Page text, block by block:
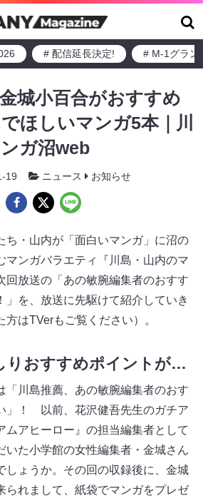
# 配信延長決定! # M-1グラン
城小百合がおすすめ
ほしいマンガ5本｜川
ガ沼web
19 ニュース お知らせ
ち・山内が「面白いマンガ」に沼の
マンガバラエティ『川島・山内のマ
回放送の「あの敏腕編集者のおすす
」を、放送に先駆けて紹介していき
方はTVerもご覧ください）。
りおすすめポイントが…
川島推薦、あの敏腕編集者のおす
」！ 以前、花沢健吾先生のガチア
ムアヒーロー』の担当編集者として
いた小学館の女性編集者・金城さん
しょうか。その回の収録後に、金城
られまして、紙袋でマンガをプレゼ